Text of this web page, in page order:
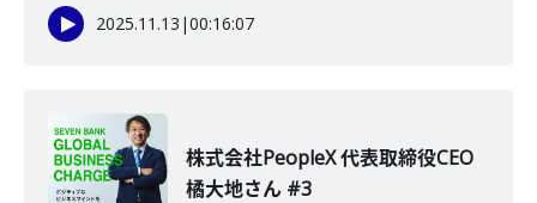
2025.11.13 |00:16:07
株式会社PeopleX 代表取締役CEO
橘大地さん #3